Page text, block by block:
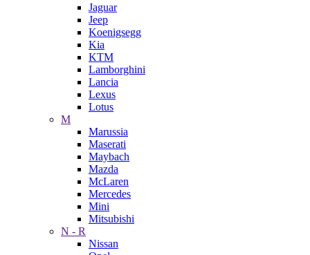
Jaguar
Jeep
Koenigsegg
Kia
KTM
Lamborghini
Lancia
Lexus
Lotus
M
Marussia
Maserati
Maybach
Mazda
McLaren
Mercedes
Mini
Mitsubishi
N - R
Nissan